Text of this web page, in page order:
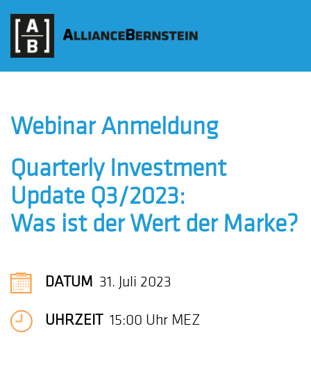
Webinar Anmeldung
Quarterly Investment
Update Q3/2023:
Was ist der Wert der Marke?
DATUM 31. Juli 2023
UHRZEIT15:00 Uhr MEZ